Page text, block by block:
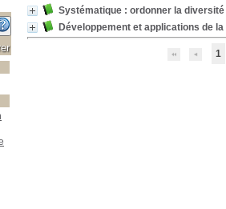
Systématique : ordonner la
Développement et applications de
1